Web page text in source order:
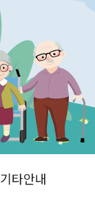
기타안내